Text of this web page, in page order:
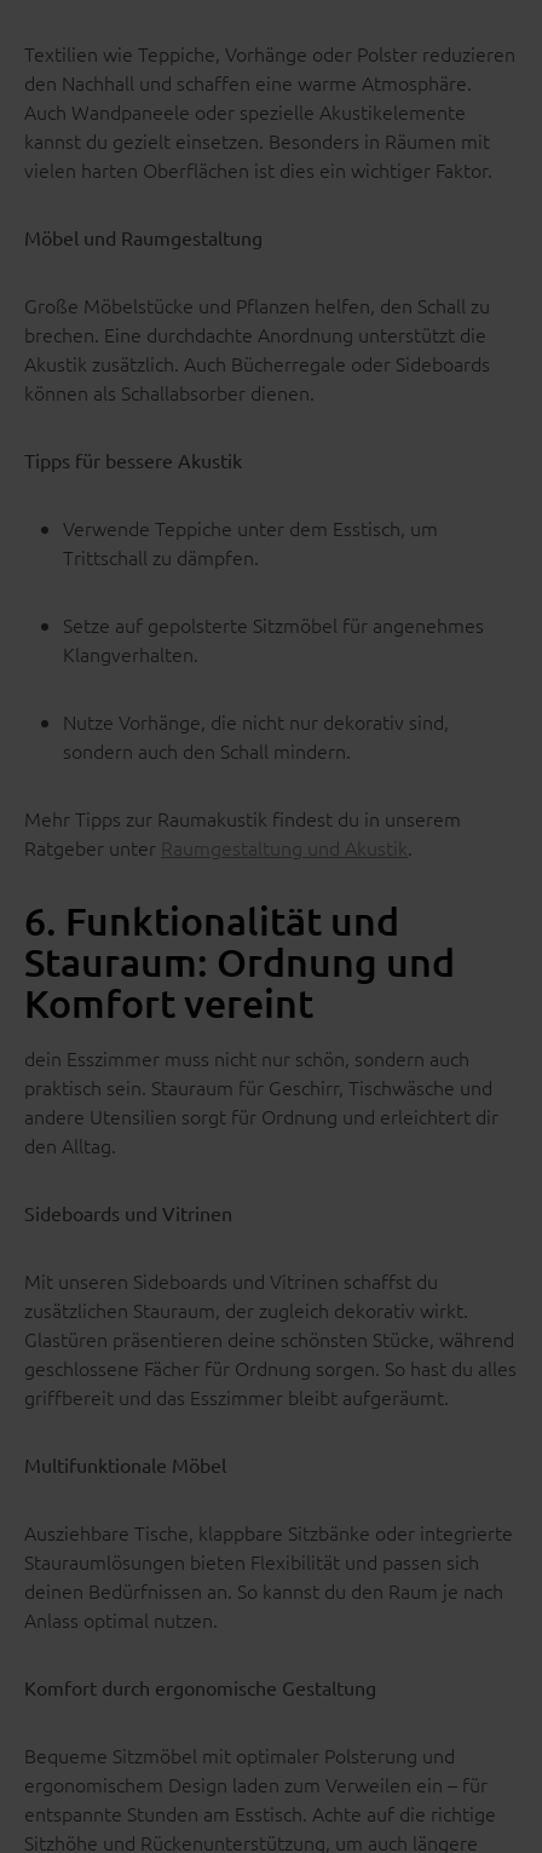
Textilien wie Teppiche, Vorhänge oder Polster reduzieren
den Nachhall und schaffen eine warme Atmosphäre.
Auch Wandpaneele oder spezielle Akustikelemente
kannst du gezielt einsetzen. Besonders in Räumen mit
vielen harten Oberflächen ist dies ein wichtiger Faktor.
Möbel und Raumgestaltung
Große Möbelstücke und Pflanzen helfen, den Schall zu
brechen. Eine durchdachte Anordnung unterstützt die
Akustik zusätzlich. Auch Bücherregale oder Sideboards
können als Schallabsorber dienen.
Tipps für bessere Akustik
Verwende Teppiche unter dem Esstisch, um
Trittschall zu dämpfen.
Setze auf gepolsterte Sitzmöbel für angenehmes
Klangverhalten.
Nutze Vorhänge, die nicht nur dekorativ sind,
sondern auch den Schall mindern.
Mehr Tipps zur Raumakustik findest du in unserem
Ratgeber unter Raumgestaltung und Akustik.
6. Funktionalität und
Stauraum: Ordnung und
Komfort vereint
dein Esszimmer muss nicht nur schön, sondern auch
praktisch sein. Stauraum für Geschirr, Tischwäsche und
andere Utensilien sorgt für Ordnung und erleichtert dir
den Alltag.
Sideboards und Vitrinen
Mit unseren Sideboards und Vitrinen schaffst du
zusätzlichen Stauraum, der zugleich dekorativ wirkt.
Glastüren präsentieren deine schönsten Stücke, während
geschlossene Fächer für Ordnung sorgen. So hast du alles
griffbereit und das Esszimmer bleibt aufgeräumt.
Multifunktionale Möbel
Ausziehbare Tische, klappbare Sitzbänke oder integrierte
Stauraumlösungen bieten Flexibilität und passen sich
deinen Bedürfnissen an. So kannst du den Raum je nach
Anlass optimal nutzen.
Komfort durch ergonomische Gestaltung
Bequeme Sitzmöbel mit optimaler Polsterung und
ergonomischem Design laden zum Verweilen ein – für
entspannte Stunden am Esstisch. Achte auf die richtige
Sitzhöhe und Rückenunterstützung, um auch längere